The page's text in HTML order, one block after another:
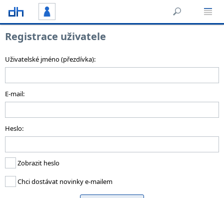
Registrace uživatele
Uživatelské jméno (přezdívka):
E-mail:
Heslo:
Zobrazit heslo
Chci dostávat novinky e-mailem